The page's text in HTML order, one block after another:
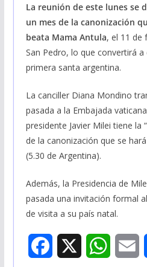
La reunión de este lunes se
un mes de la canonización
beata Mama Antula, el 11 de
San Pedro, lo que convertirá a
primera santa argentina.
La canciller Diana Mondino
pasada a la Embajada
presidente Javier Milei tiene la
de la canonización que se
(5.30 de Argentina).
Además, la Presidencia de
pasada una invitación formal
de visita a su país natal.
W